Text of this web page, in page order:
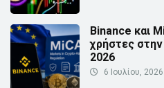
Binance και
χρήστες
2026
6 Ιουλίου, 2026